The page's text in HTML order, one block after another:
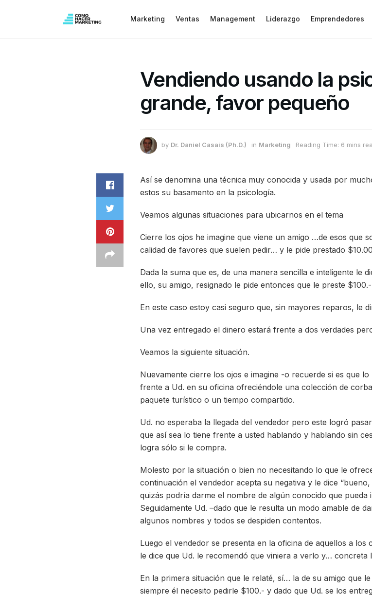
Marketing Ventas Management Liderazgo Emprendedores
Vendiendo usando la
grande, favor pequeño
by Dr. Daniel Casais (Ph.D.) in Marketing Reading Time: 6 mins
Así se denomina una técnica muy conocida y usada por
estos su basamento en la psicología.
Veamos algunas situaciones para ubicarnos en el tema
Cierre los ojos he imagine que viene un amigo …de esos que
calidad de favores que suelen pedir… y le pide prestado
Dada la suma que es, de una manera sencilla e inteligente le
ello, su amigo, resignado le pide entonces que le preste $100.-
En este caso estoy casi seguro que, sin mayores reparos, le
Una vez entregado el dinero estará frente a dos verdades
Veamos la siguiente situación.
Nuevamente cierre los ojos e imagine -o recuerde si es que
frente a Ud. en su oficina ofreciéndole una colección de
paquete turístico o un tiempo compartido.
Ud. no esperaba la llegada del vendedor pero este logró
que así sea lo tiene frente a usted hablando y hablando sin
logra sólo si le compra.
Molesto por la situación o bien no necesitando lo que le
continuación el vendedor acepta su negativa y le dice
quizás podría darme el nombre de algún conocido que pueda
Seguidamente Ud. –dado que le resulta un modo amable de
algunos nombres y todos se despiden contentos.
Luego el vendedor se presenta en la oficina de aquellos a
le dice que Ud. le recomendó que viniera a verlo y… concreta
En la primera situación que le relaté, sí… la de su amigo que
siempre él necesito pedirle $100.- y dado que Ud. se los